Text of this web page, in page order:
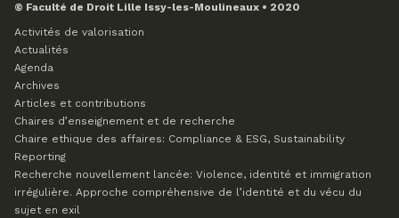
© Faculté de Droit Lille Issy-les-Moulineaux • 2020
Activités de valorisation
Actualités
Agenda
Archives
Articles et contributions
Chaires d’enseignement et de recherche
Chaire ethique des affaires: Compliance & ESG, Sustainability
Reporting
Recherche nouvellement lancée: Violence, identité et immigration
irrégulière. Approche compréhensive de l’identité et du vécu du
sujet en exil